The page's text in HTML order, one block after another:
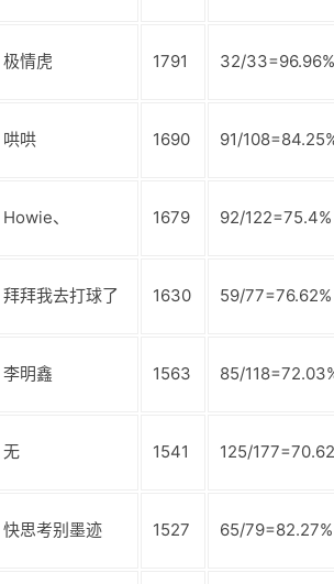
极情虎 1791 32/33=96.96%
哄哄 1690 91/
Howie、 1679 92/122=75.4%
拜拜我去打球了 1630 59/77=76.62%
李明鑫 1563 85/
无 1541 125/
快思考别墨迹 1527 65/79=82.27%